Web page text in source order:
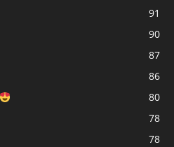
91
90
87
86
80
78
78